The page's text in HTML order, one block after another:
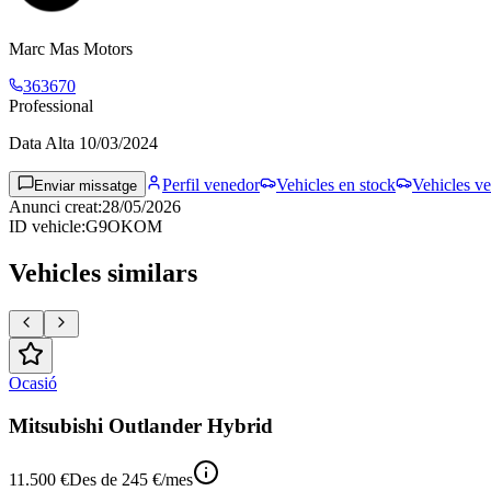
Marc Mas Motors
363670
Professional
Data Alta 10/03/2024
Enviar missatge Perfil venedor Vehicles en stock
Vehicles
Anunci creat:28/05/2026
ID vehicle:G9OKOM
Vehicles similars
Ocasió
Mitsubishi Outlander Hybrid
11.500 €Des de 245 €/mes